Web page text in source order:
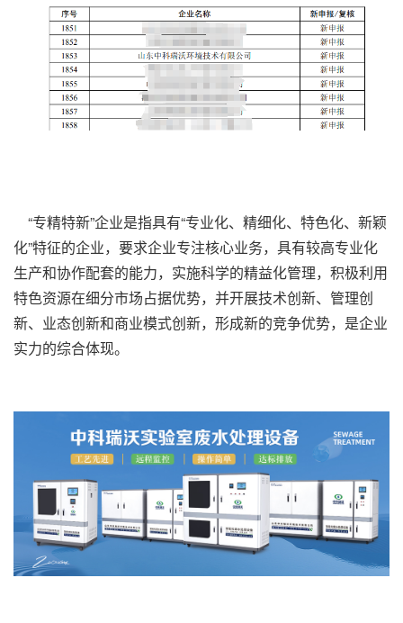
“专精特新”企业是指具有“专业化、精细化、特色化、新颖
化”特征的企业，要求企业专注核心业务，具有较高专业化
生产和协作配套的能力，实施科学的精益化管理，积极利用
特色资源在细分市场占据优势，并开展技术创新、管理创
新、业态创新和商业模式创新，形成新的竞争优势，是企业
实力的综合体现。